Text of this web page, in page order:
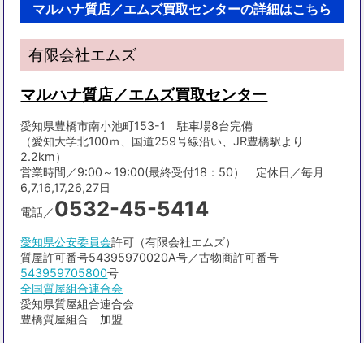
マルハナ質店／エムズ買取センターの詳細はこちら
有限会社エムズ
マルハナ質店／エムズ買取センター
愛知県豊橋市南小池町153-1 駐車場8台完備
（愛知大学北100ｍ、国道259号線沿い、JR豊橋駅より
2.2km）
営業時間／9:00～19:00(最終受付18：50） 定休日／毎月
6,7,16,17,26,27日
電話／0532-45-5414
愛知県公安委員会許可（有限会社エムズ）
質屋許可番号54395970020A号／古物商許可番号
543959705800号
全国質屋組合連合会
愛知県質屋組合連合会
豊橋質屋組合 加盟